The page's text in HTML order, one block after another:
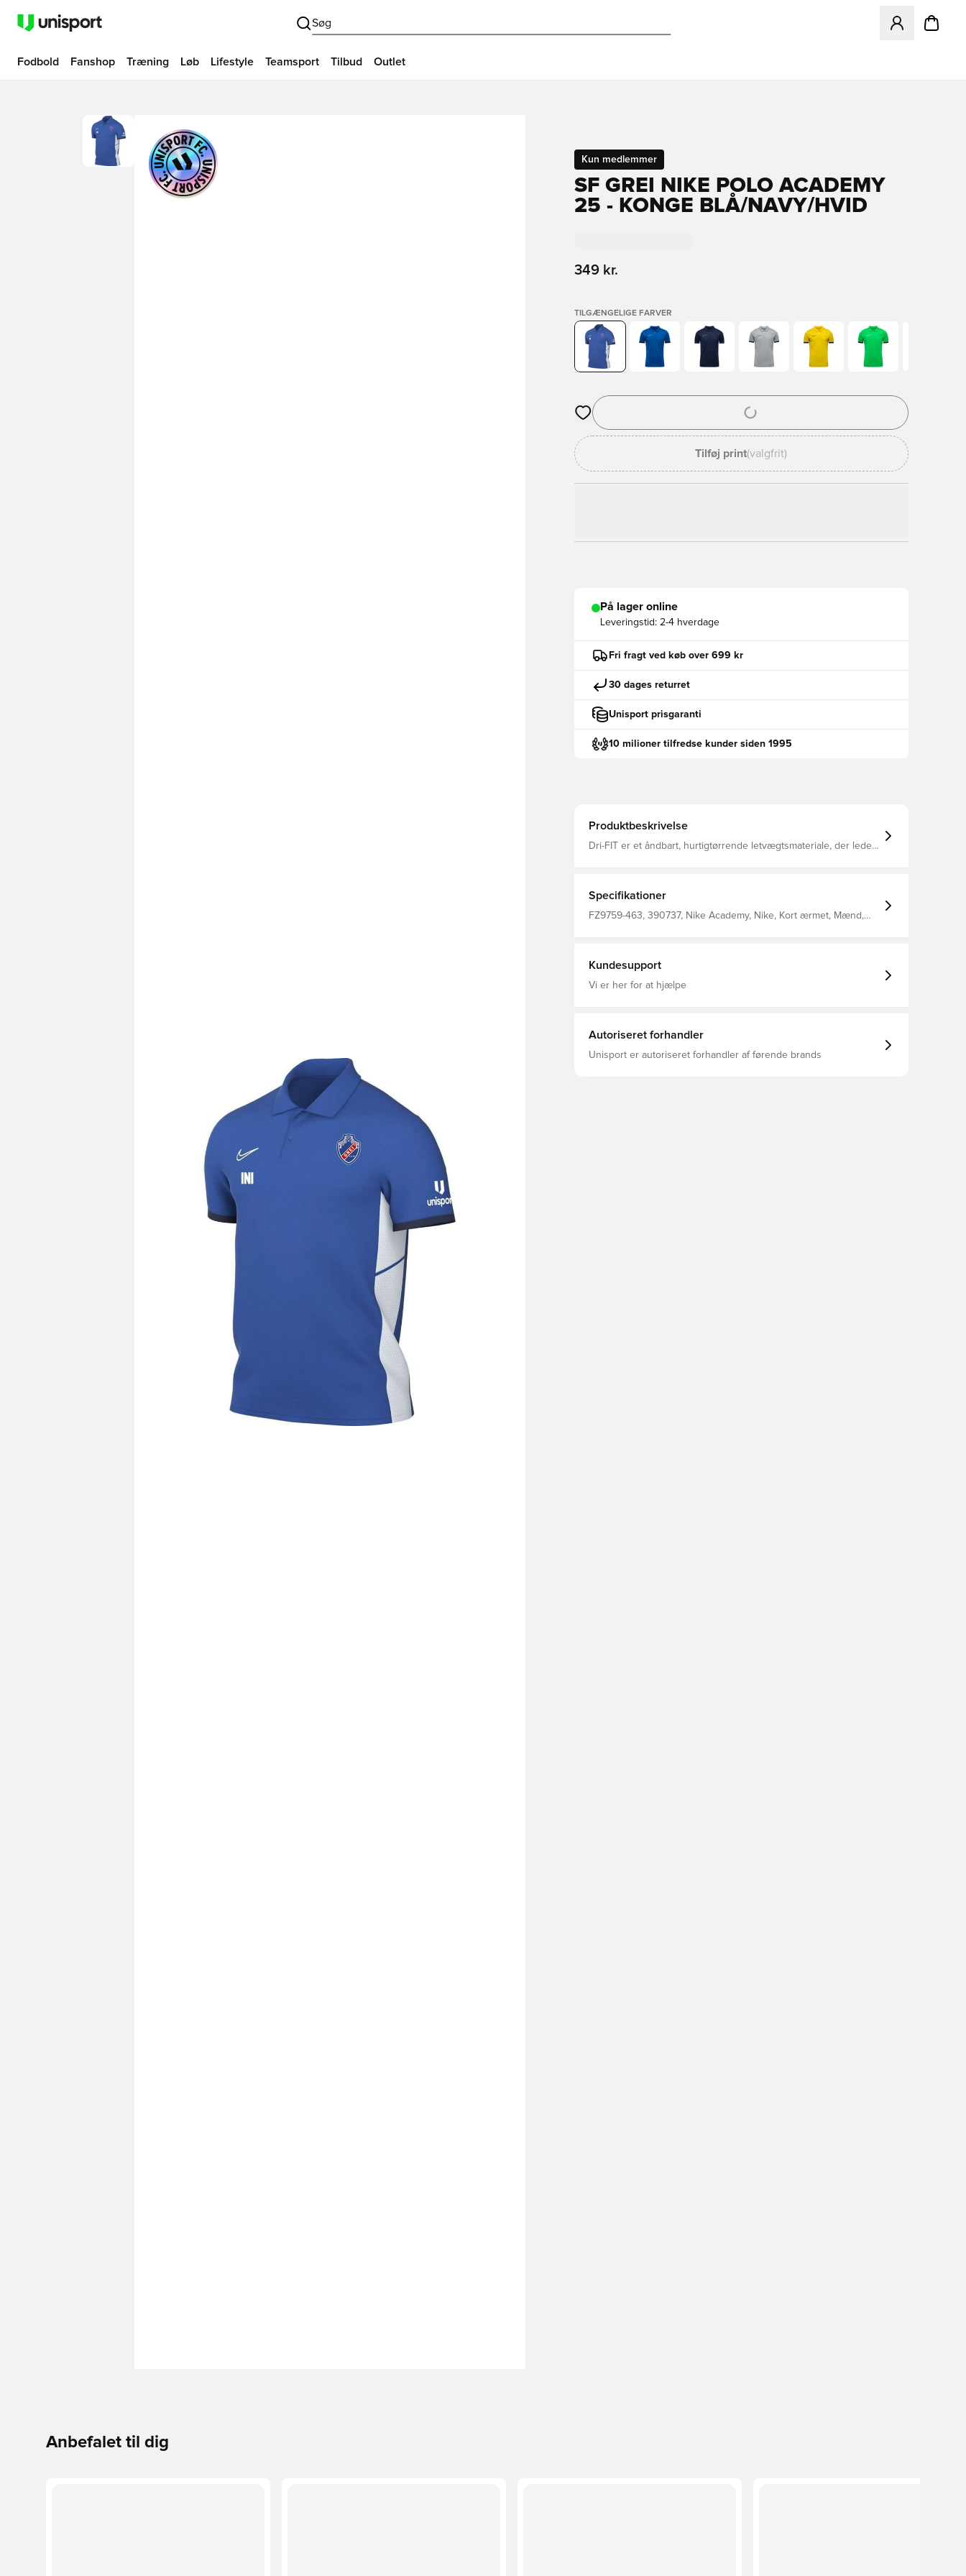
Søg
Åbner en
Fodbold Fanshop Træning Løb Lifestyle Teamsport Tilbud Outlet
Kun medlemmer
SF GREI NIKE POLO ACADEMY
25 - KONGE BLÅ/NAVY/HVID
349 kr.
TILGÆNGELIGE FARVER
Åbner en Modal til at logge ind eller tilmelde dig som medlem
Tilføj print(valgfrit)
På lager online
Leveringstid: 2-4 hverdage
Fri fragt ved køb over 699 kr
30 dages returret
Unisport prisgaranti
10 milioner tilfredse kunder siden 1995
Produktbeskrivelse
Dri-FIT er et åndbart, hurtigtørrende letvægtsmateriale, der leder
Specifikationer
FZ9759-463, 390737, Nike Academy, Nike, Kort ærmet, Mænd,
Kundesupport
Vi er her for at hjælpe
Autoriseret forhandler
Unisport er autoriseret forhandler af førende brands
Anbefalet til dig